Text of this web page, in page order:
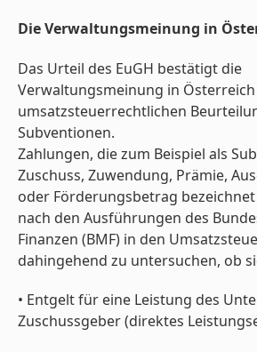
Die Verwaltungsmeinung in
Das Urteil des EuGH bestätigt die
Verwaltungsmeinung in
umsatzsteuerrechtlichen
Subventionen.
Zahlungen, die zum Beispiel als
Zuschuss, Zuwendung, Prämie,
oder Förderungsbetrag
nach den Ausführungen des
Finanzen (BMF) in den
dahingehend zu untersuchen, ob
• Entgelt für eine Leistung des
Zuschussgeber (direktes